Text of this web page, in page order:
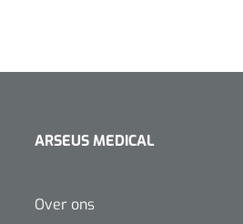
ARSEUS MEDICAL
Over ons